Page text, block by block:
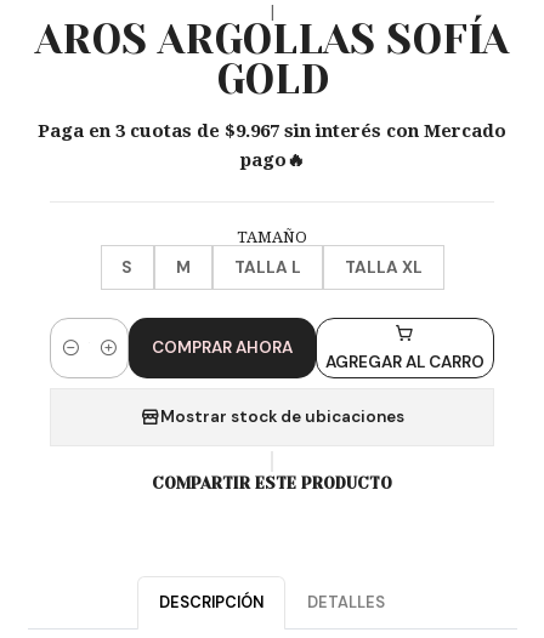
|
AROS ARGOLLAS SOFÍA
GOLD
Paga en 3 cuotas de $9.967 sin interés con Mercado
pago🔥
TAMAÑO
S M TALLA L TALLA XL
Cantidad AGREGAR AL CARRO
COMPRAR AHORA
Mostrar stock de ubicaciones
COMPARTIR ESTE PRODUCTO
DESCRIPCIÓN DETALLES